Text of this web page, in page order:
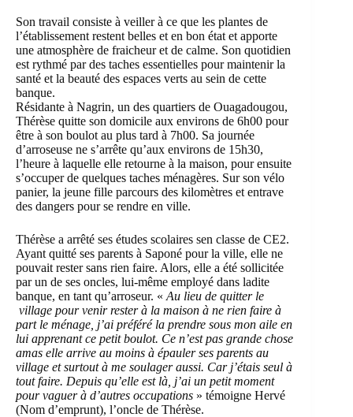
Son travail consiste à veiller à ce que les plantes de
l’établissement restent belles et en bon état et apporte
une atmosphère de fraicheur et de calme. Son quotidien
est rythmé par des taches essentielles pour maintenir la
santé et la beauté des espaces verts au sein de cette
banque.
Résidante à Nagrin, un des quartiers de Ouagadougou,
Thérèse quitte son domicile aux environs de 6h00 pour
être à son boulot au plus tard à 7h00. Sa journée
d’arroseuse ne s’arrête qu’aux environs de 15h30,
l’heure à laquelle elle retourne à la maison, pour ensuite
s’occuper de quelques taches ménagères. Sur son vélo
panier, la jeune fille parcours des kilomètres et entrave
des dangers pour se rendre en ville.
Thérèse a arrêté ses études scolaires sen classe de CE2.
Ayant quitté ses parents à Saponé pour la ville, elle ne
pouvait rester sans rien faire. Alors, elle a été sollicitée
par un de ses oncles, lui-même employé dans ladite
banque, en tant qu’arroseur. « Au lieu de quitter le
village pour venir rester à la maison à ne rien faire à
part le ménage, j’ai préféré la prendre sous mon aile en
lui apprenant ce petit boulot. Ce n’est pas grande chose
amas elle arrive au moins à épauler ses parents au
village et surtout à me soulager aussi. Car j’étais seul à
tout faire. Depuis qu’elle est là, j’ai un petit moment
pour vaguer à d’autres occupations » témoigne Hervé
(Nom d’emprunt), l’oncle de Thérèse.